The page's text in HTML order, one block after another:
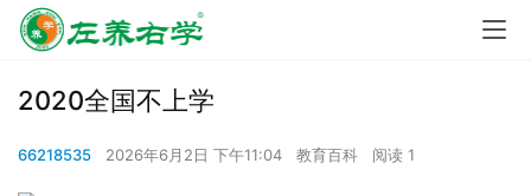
2020全国不上学
66218535 2026年6月2日 下午11:04 教育百科 阅读 1